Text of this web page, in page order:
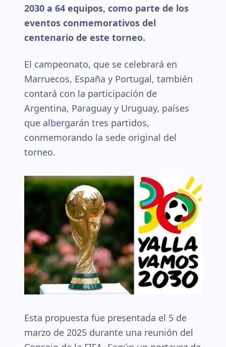
2030 a 64 equipos, como parte de los
eventos conmemorativos del
centenario de este torneo.
El campeonato, que se celebrará en
Marruecos, España y Portugal, también
contará con la participación de
Argentina, Paraguay y Uruguay, países
que albergarán tres partidos,
conmemorando la sede original del
torneo.
Esta propuesta fue presentada el 5 de
marzo de 2025 durante una reunión del